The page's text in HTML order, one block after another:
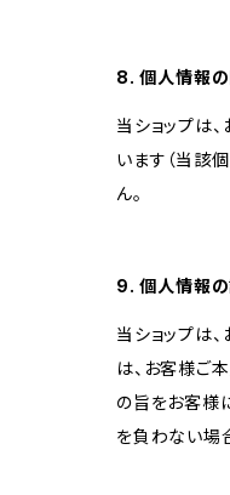
8. 個人情報
当ショップは
います（当該
ん。
9. 個人情報
当ショップは
は、お客様ご
の旨をお客様
を負わない場